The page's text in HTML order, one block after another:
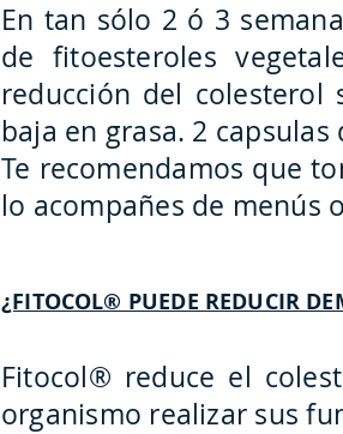
En tan sólo 2 ó 3
de fitoesteroles
reducción del
baja en grasa. 2
Te recomendamos que
lo acompañes de menús
¿FITOCOL® PUEDE REDUCIR
Fitocol® reduce el
organismo realizar sus